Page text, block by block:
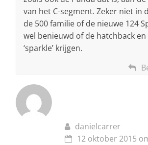
van het C-segment. Zeker niet in
de 500 familie of de nieuwe 124
wel benieuwd of de hatchback
‘sparkle’ krijgen.
danielcarrer
12 oktober 2015